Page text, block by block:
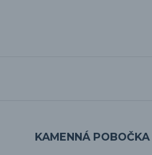
KAMENNÁ POBOČKA